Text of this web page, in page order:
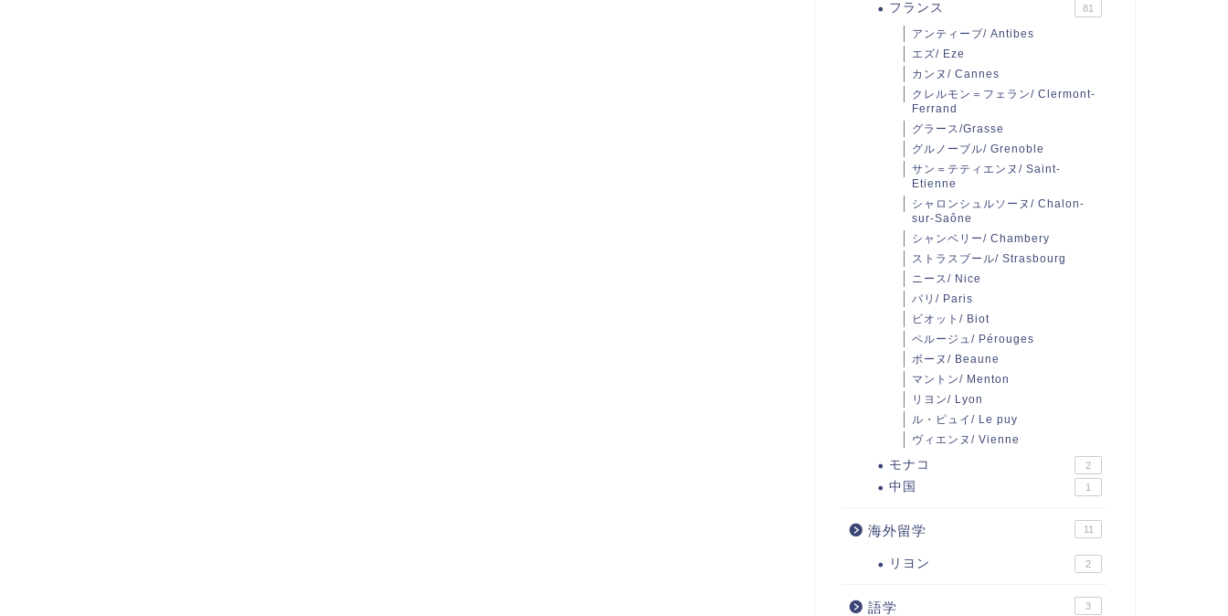
フランス 81
アンティーブ/ Antibes
エズ/ Eze
カンヌ/ Cannes
クレルモン＝フェラン/ Clermont-
Ferrand
グラース/Grasse
グルノーブル/ Grenoble
サン＝テティエンヌ/ Saint-
Etienne
シャロンシュルソーヌ/ Chalon-
sur-Saône
シャンベリー/ Chambery
ストラスブール/ Strasbourg
ニース/ Nice
パリ/ Paris
ビオット/ Biot
ペルージュ/ Pérouges
ボーヌ/ Beaune
マントン/ Menton
リヨン/ Lyon
ル・ピュイ/ Le puy
ヴィエンヌ/ Vienne
モナコ 2
中国 1
海外留学 11
リヨン 2
語学 3